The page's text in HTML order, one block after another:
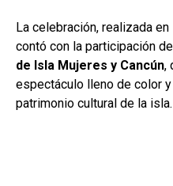
La celebración, realizada en
contó con la participación
de Isla Mujeres y Cancún,
espectáculo lleno de color
patrimonio cultural de la isla.